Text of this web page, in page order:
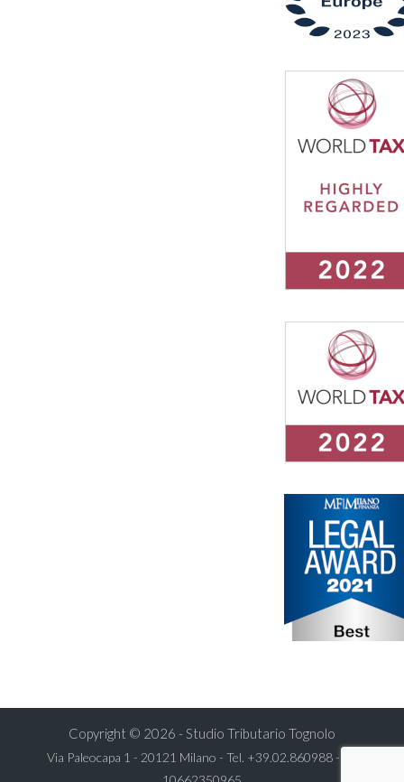
Copyright © 2026 - Studio Tributario Tognolo
Via Paleocapa 1 - 20121 Milano - Tel. +39.02.860988- P.I.